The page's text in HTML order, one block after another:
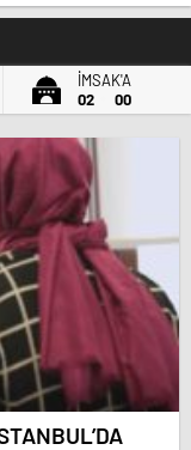
İMSAK'A
02
00